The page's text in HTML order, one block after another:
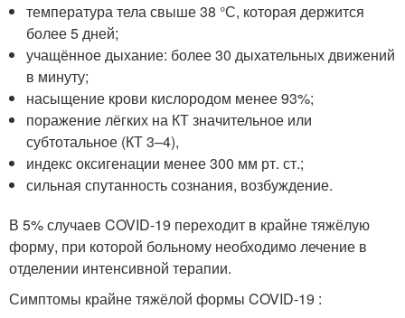
температура тела свыше 38 °С, которая держится
более 5 дней;
учащённое дыхание: более 30 дыхательных движений
в минуту;
насыщение крови кислородом менее 93%;
поражение лёгких на КТ значительное или
субтотальное (КТ 3–4),
индекс оксигенации менее 300 мм рт. ст.;
сильная спутанность сознания, возбуждение.
В 5% случаев COVID-19 переходит в крайне тяжёлую
форму, при которой больному необходимо лечение в
отделении интенсивной терапии.
Симптомы крайне тяжёлой формы COVID-19 :